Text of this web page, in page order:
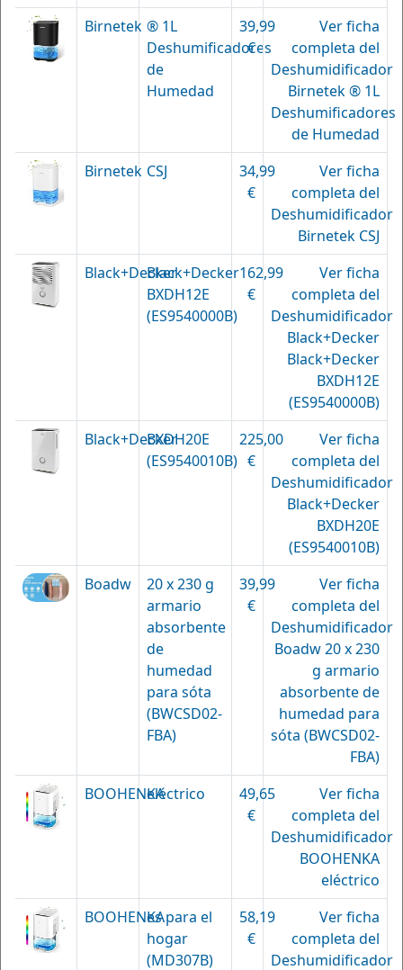
Birnetek ® 1L
Deshumificadores
de
Humedad
39,99
€
Ver ficha
completa del
Deshumidificador
Birnetek ® 1L
Deshumificadores
de Humedad
Birnetek CSJ
34,99
€
Ver ficha
completa del
Deshumidificador
Birnetek CSJ
Black+DeckerBlack+Decker
BXDH12E
(ES9540000B)
162,99
€
Ver ficha
completa del
Deshumidificador
Black+Decker
Black+Decker
BXDH12E
(ES9540000B)
Black+DeckerBXDH20E
(ES9540010B)
225,00
€
Ver ficha
completa del
Deshumidificador
Black+Decker
BXDH20E
(ES9540010B)
Boadw
20 x 230 g
armario
absorbente
de
humedad
para sóta
(BWCSD02-
FBA)
39,99
€
Ver ficha
completa del
Deshumidificador
Boadw 20 x 230
g armario
absorbente de
humedad para
sóta (BWCSD02-
FBA)
BOOHENKAeléctrico
49,65
€
Ver ficha
completa del
Deshumidificador
BOOHENKA
eléctrico
BOOHENKAes para el
hogar
(MD307B)
58,19
€
Ver ficha
completa del
Deshumidificador